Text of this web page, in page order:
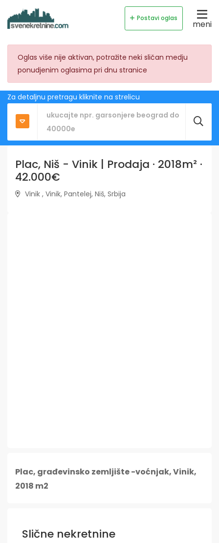
Postavi oglas
meni
Oglas više nije aktivan, potražite neki sličan medju
ponudjenim oglasima pri dnu stranice
Za detaljnu pretragu kliknite na strelicu
Plac, Niš - Vinik | Prodaja · 2018m² ·
42.000€
Vinik , Vinik, Pantelej, Niš, Srbija
Plac, građevinsko zemljište -voćnjak, Vinik,
2018 m2
Slične nekretnine